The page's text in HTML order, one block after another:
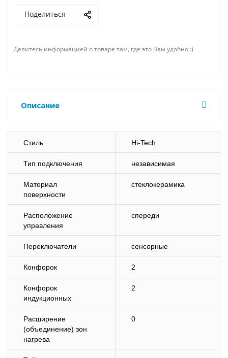
Поделиться
Делитесь информацией о товаре там, где это Вам удобно :)
Описание
Стиль Hi-Tech
Тип подключения независимая
Материал
поверхности
стеклокерамика
Расположение
управления
спереди
Переключатели сенсорные
Конфорок 2
Конфорок
индукционных
2
Расширение
(объединение) зон
нагрева
0